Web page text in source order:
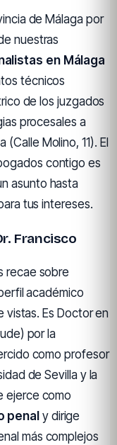
de Málaga por
nuestras
en Málaga
técnicos
de los juzgados
procesales a
Molino, 11). El
contigo es
asunto hasta
tus intereses.
Francisco
recae sobre
académico
vistas. Es Doctor en
por la
como profesor
de Sevilla y la
ejerce como
penal y dirige
más complejos